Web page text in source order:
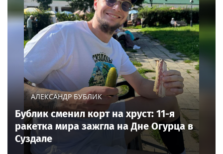
АЛЕКСАНДР БУБЛИК
Бублик сменил корт на хруст: 11-я
ракетка мира зажгла на Дне Огурца в
Суздале